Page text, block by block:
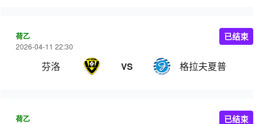
荷乙
2026-04-11 22:30
芬洛 VS 格拉夫夏普
已结束
荷乙 已结束